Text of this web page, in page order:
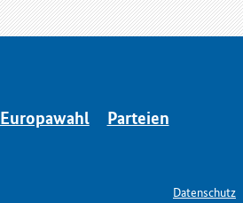
Europawahl
Parteien
Datenschutz